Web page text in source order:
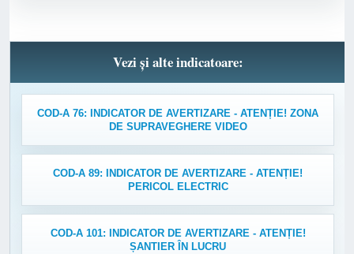
Vezi și alte indicatoare:
COD-A 76: INDICATOR DE AVERTIZARE - ATENȚIE! ZONA
DE SUPRAVEGHERE VIDEO
COD-A 89: INDICATOR DE AVERTIZARE - ATENȚIE!
PERICOL ELECTRIC
COD-A 101: INDICATOR DE AVERTIZARE - ATENȚIE!
ȘANTIER ÎN LUCRU